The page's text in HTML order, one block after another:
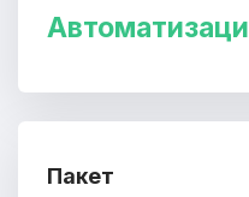
Пакет